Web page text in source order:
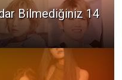
Bilmediğiniz 14